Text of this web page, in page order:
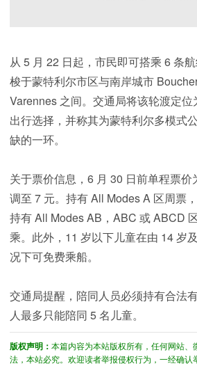
从 5 月 22 日起，市民即可搭乘 6 条
梭于蒙特利尔市区与南岸城市
Varennes 之间。交通局将该轮渡定
出行选择，并称其为蒙特利尔多模式
缺的一环。
关于票价信息，6 月 30 日前单程票价
调至 7 元。持有 All Modes A 区周票
持有 All Modes AB，ABC 或 ABCD
乘。此外，11 岁以下儿童在由 14 岁
况下可免费乘船。
交通局提醒，陪同人员必须持有合法
人最多只能陪同 5 名儿童。
版权声明： 本篇内容为本站版权所有，任何网站
法，本站必究。欢迎读者举报侵权行为，一经确认